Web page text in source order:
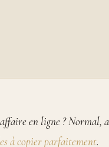
en ligne ?
à copier parfaitement.